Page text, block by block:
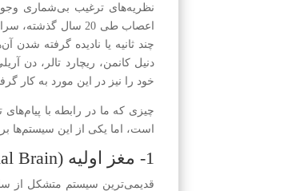
نظریه‌های ترغیب بی‌شماری
اعصاب طی 20 سال
چند ثانیه یا نادیده گرفته شدن
دنیل کانمن، ریچارد تالر، دن
خود را نیز در این مورد به کار
چیزی که ما در رابطه با
است، اما یکی از این سیستم‌ها بر
1- مغز اولیه (The Primal Brain):
قدیمی‌ترین سیستمِ متشکل از